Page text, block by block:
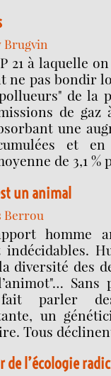
21 à laquelle
ne pas bondir
de la
de
une
et
de 3,1 %
un animal
Berrou
homme
diversité des
parler
un
Tous
de l’écologie